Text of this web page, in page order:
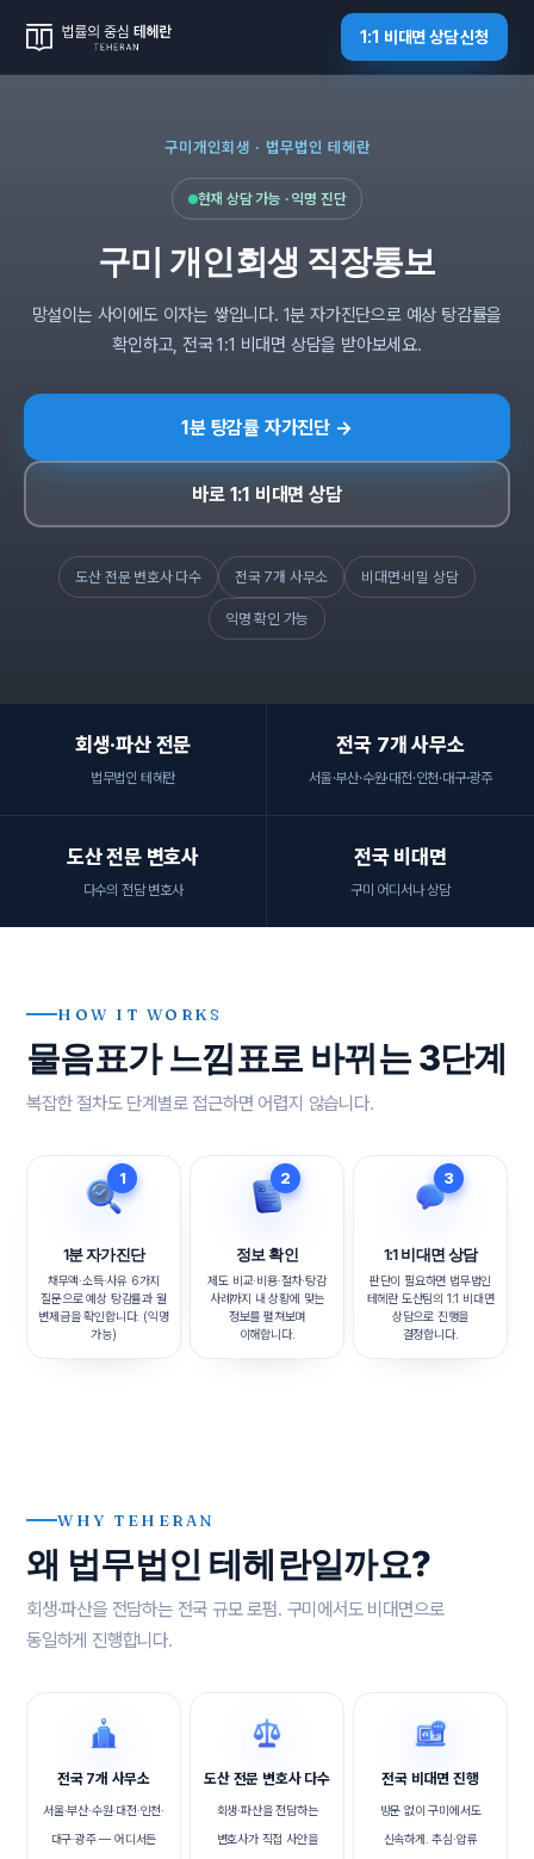
1:1 비대면 상담 신청
구미개인회생 · 법무법인 테헤란
현재 상담 가능 · 익명 진단
구미 개인회생 직장통보
망설이는 사이에도 이자는 쌓입니다. 1분 자가진단으로 예상 탕감률을
확인하고, 전국 1:1 비대면 상담을 받아보세요.
1분 탕감률 자가진단 →
바로 1:1 비대면 상담
도산 전문 변호사 다수 전국 7개 사무소 비대면·비밀 상담
익명 확인 가능
회생·파산 전문
법무법인 테헤란
전국 7개 사무소
서울·부산·수원·대전·인천·대구·광주
도산 전문 변호사
다수의 전담 변호사
전국 비대면
구미 어디서나 상담
HOW IT WORKS
물음표가 느낌표로 바뀌는 3단계
복잡한 절차도 단계별로 접근하면 어렵지 않습니다.
1
1분 자가진단
채무액·소득·사유 6가지
질문으로 예상 탕감률과 월
변제금을 확인합니다. (익명
가능)
2
정보 확인
제도 비교·비용·절차·탕감
사례까지 내 상황에 맞는
정보를 펼쳐보며
이해합니다.
3
1:1 비대면 상담
판단이 필요하면 법무법인
테헤란 도산팀의 1:1 비대면
상담으로 진행을
결정합니다.
WHY TEHERAN
왜 법무법인 테헤란일까요?
회생·파산을 전담하는 전국 규모 로펌. 구미에서도 비대면으로
동일하게 진행합니다.
전국 7개 사무소
서울·부산·수원·대전·인천·
대구·광주 — 어디서든
도산 전문 변호사 다수
회생·파산을 전담하는
변호사가 직접 사안을
전국 비대면 진행
방문 없이 구미에서도
신속하게. 추심·압류